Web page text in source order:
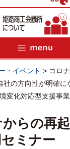
・イベント > コロ
社の方向性が明確に
変化対応型支援事業
からの再
ミナー